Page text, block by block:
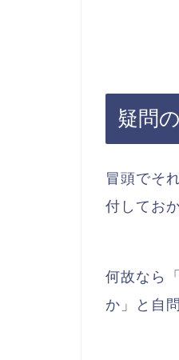
疑問
冒頭でそ
付してお
何故なら
か」と自